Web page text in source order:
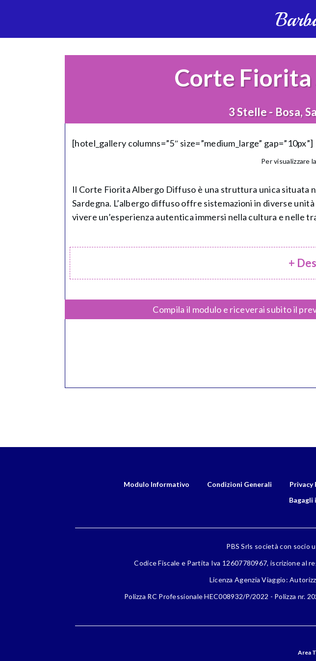
Corte
3 Stelle - Bosa,
[hotel_gallery columns=”5″ size=”medium_large” gap=”10px”]
Per visualizzare
Il Corte Fiorita Albergo Diffuso è una struttura unica situata
Sardegna. L’albergo diffuso offre sistemazioni in diverse
vivere un’esperienza autentica immersi nella cultura e nelle
+
Compila il modulo e riceverai subito il
Modulo Informativo Condizioni Generali Privacy
Bagagli
PBS Srls società con socio
Codice Fiscale e Partita Iva 12607780967, iscrizione al
Licenza Agenzia Viaggio:
Polizza RC Professionale HEC008932/P/2022 - Polizza nr.
Area